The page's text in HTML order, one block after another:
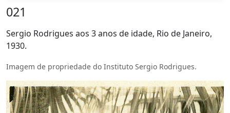
021
Sergio Rodrigues aos 3 anos de idade, Rio de Janeiro,
1930.
Imagem de propriedade do Instituto Sergio Rodrigues.